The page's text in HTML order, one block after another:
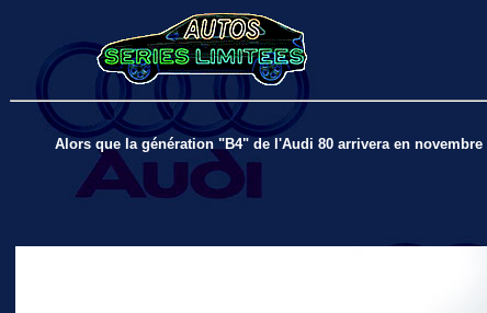
Alors que la génération "B4" de l'Audi 80 arrivera en